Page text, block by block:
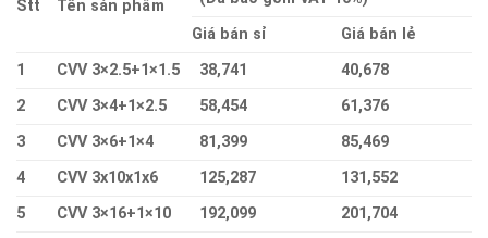
Stt Tên sản phẩm
Giá bán sỉ
Giá bán lẻ
1
CVV 3×2.5+1×1.5 38,741
40,678
2
CVV 3×4+1×2.5 58,454
61,376
3
CVV 3×6+1×4 81,399
85,469
4
CVV 3x10x1x6 125,287
131,552
5
CVV 3×16+1×10 192,099
201,704